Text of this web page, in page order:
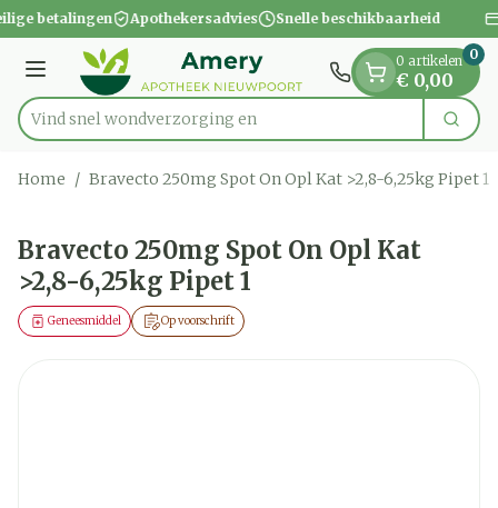
Ga naar de inhoud
1 van 1
betalingen Apothekersadvies Snelle beschikbaarheid
Menu
Product, merk, categorie...
Vind snel wondverzo Zoek
0 artikelen
€ 0,00
0
Home / Bravecto 250mg Spot On Opl Kat >2,8-6,25kg Pipet 1
Bravecto 250mg Spot On Opl Kat
>2,8-6,25kg Pipet 1
Op voorschrift
Geneesmiddel